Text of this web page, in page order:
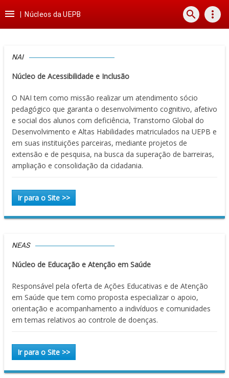
para
para
para
para
 Núcleos da UEPB search more_vert
NAI
Núcleo de Acessibilidade e Inclusão
O NAI tem como missão realizar um atendimento sócio
pedagógico que garanta o desenvolvimento cognitivo, afetivo
e social dos alunos com deficiência, Transtorno Global do
Desenvolvimento e Altas Habilidades matriculados na UEPB e
em suas instituições parceiras, mediante projetos de
extensão e de pesquisa, na busca da superação de barreiras,
ampliação e consolidação da cidadania.
Ir para o Site >>
NEAS
Núcleo de Educação e Atenção em Saúde
Responsável pela oferta de Ações Educativas e de Atenção
em Saúde que tem como proposta especializar o apoio,
orientação e acompanhamento a indivíduos e comunidades
em temas relativos ao controle de doenças.
Ir para o Site >>